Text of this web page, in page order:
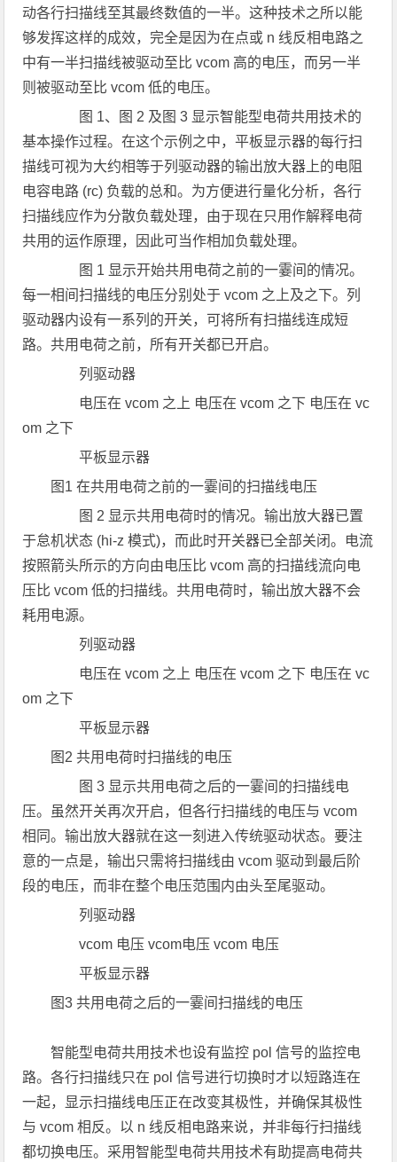
动各行扫描线至其最终数值的一半。这种技术之所以能
够发挥这样的成效，完全是因为在点或 n 线反相电路之
中有一半扫描线被驱动至比 vcom 高的电压，而另一半
则被驱动至比 vcom 低的电压。
图 1、图 2 及图 3 显示智能型电荷共用技术的
基本操作过程。在这个示例之中，平板显示器的每行扫
描线可视为大约相等于列驱动器的输出放大器上的电阻
电容电路 (rc) 负载的总和。为方便进行量化分析，各行
扫描线应作为分散负载处理，由于现在只用作解释电荷
共用的运作原理，因此可当作相加负载处理。
图 1 显示开始共用电荷之前的一霎间的情况。
每一相间扫描线的电压分别处于 vcom 之上及之下。列
驱动器内设有一系列的开关，可将所有扫描线连成短
路。共用电荷之前，所有开关都已开启。
列驱动器
电压在 vcom 之上 电压在 vcom 之下 电压在 vc
om 之下
平板显示器
图1 在共用电荷之前的一霎间的扫描线电压
图 2 显示共用电荷时的情况。输出放大器已置
于怠机状态 (hi-z 模式)，而此时开关器已全部关闭。电流
按照箭头所示的方向由电压比 vcom 高的扫描线流向电
压比 vcom 低的扫描线。共用电荷时，输出放大器不会
耗用电源。
列驱动器
电压在 vcom 之上 电压在 vcom 之下 电压在 vc
om 之下
平板显示器
图2 共用电荷时扫描线的电压
图 3 显示共用电荷之后的一霎间的扫描线电
压。虽然开关再次开启，但各行扫描线的电压与 vcom
相同。输出放大器就在这一刻进入传统驱动状态。要注
意的一点是，输出只需将扫描线由 vcom 驱动到最后阶
段的电压，而非在整个电压范围内由头至尾驱动。
列驱动器
vcom 电压 vcom电压 vcom 电压
平板显示器
图3 共用电荷之后的一霎间扫描线的电压
智能型电荷共用技术也设有监控 pol 信号的监控电
路。各行扫描线只在 pol 信号进行切换时才以短路连在
一起，显示扫描线电压正在改变其极性，并确保其极性
与 vcom 相反。以 n 线反相电路来说，并非每行扫描线
都切换电压。采用智能型电荷共用技术有助提高电荷共